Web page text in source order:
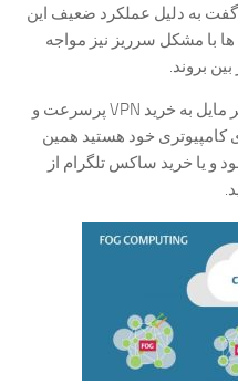
به دلیل عملکرد ضعیف این
ها با مشکل سرریز نیز مواجه
بروند.
ما دوست داریم به شما بگوئیم که، اگر مایل به خرید VPN پرسرعت و
کامپیوتری خود هستید همین
و یا خرید ساکس تلگرام از